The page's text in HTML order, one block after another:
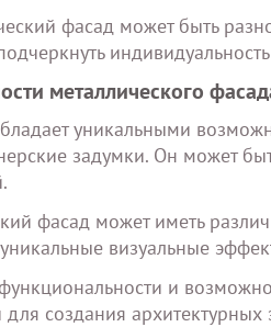
фасад может быть
металлического
уникальными
задумки. Он может
фасад может иметь
визуальные
и
создания